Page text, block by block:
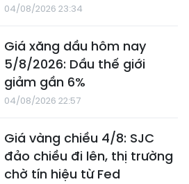
04/08/2026 23:34
Giá xăng dầu hôm nay
5/8/2026: Dầu thế giới
giảm gần 6%
04/08/2026 22:57
Giá vàng chiều 4/8: SJC
đảo chiều đi lên, thị trường
chờ tín hiệu từ Fed